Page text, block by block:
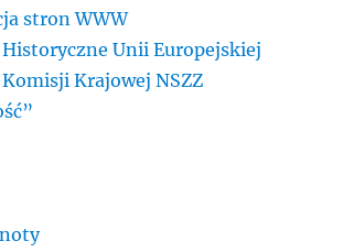
stron WWW
Unii Europejskiej
Krajowej NSZZ